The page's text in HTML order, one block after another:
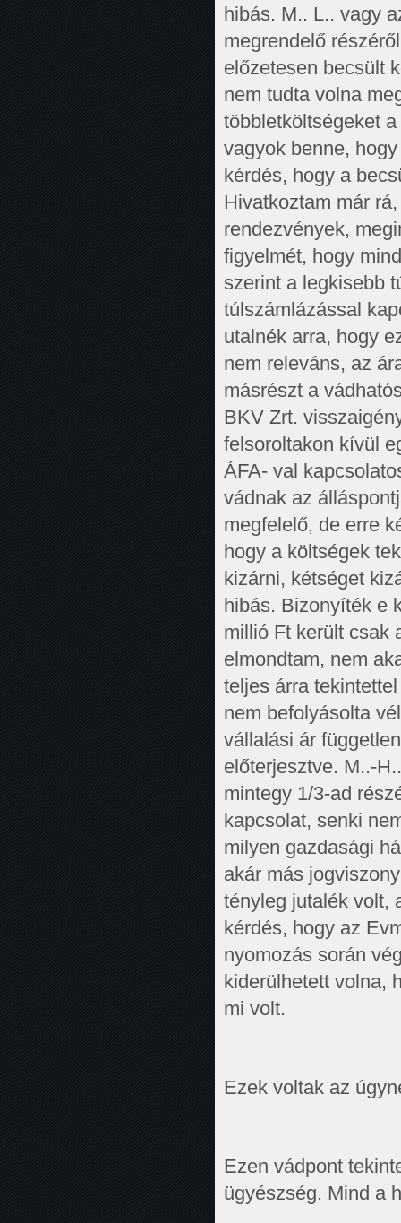
hibás. M.. L.. vagy
megrendelő
előzetesen becsült
nem tudta volna
többletköltségeket
vagyok benne,
kérdés, hogy a
Hivatkoztam már
rendezvények,
figyelmét, hogy
szerint a legkisebb
túlszámlázással
utalnék arra, hogy
nem releváns, az
másrészt a
BKV Zrt.
felsoroltakon kívül
ÁFA- val
vádnak az
megfelelő, de erre
hogy a költségek
kizárni, kétséget
hibás. Bizonyíték e
millió Ft került csak
elmondtam, nem
teljes árra
nem befolyásolta
vállalási ár
előterjesztve. M..-
mintegy 1/3-ad
kapcsolat, senki
milyen gazdasági
akár más
tényleg jutalék volt,
kérdés, hogy az
nyomozás során
kiderülhetett volna,
mi volt.
Ezek voltak az
Ezen vádpont
ügyészség. Mind a